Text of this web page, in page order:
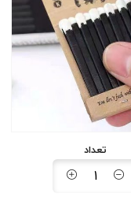
تعداد